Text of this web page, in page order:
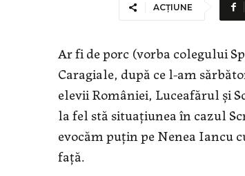
ACȚIUNE
Ar fi de porc (vorba colegului
Caragiale, după ce l-am
elevii României, Luceafărul şi
la fel stă situaţiunea în cazul
evocăm puţin pe Nenea Iancu
faţă.